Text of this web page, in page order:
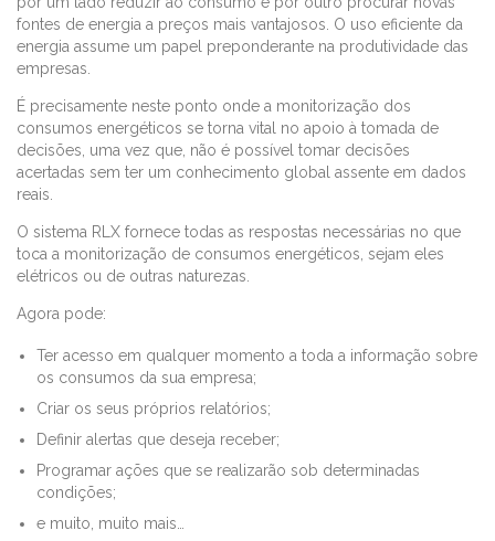
fontes de energia a preços mais vantajosos. O uso eficiente da
energia assume um papel preponderante na produtividade das
empresas.
É precisamente neste ponto onde a monitorização dos
consumos energéticos se torna vital no apoio à tomada de
decisões, uma vez que, não é possível tomar decisões
acertadas sem ter um conhecimento global assente em dados
reais.
O sistema RLX fornece todas as respostas necessárias no que
toca a monitorização de consumos energéticos, sejam eles
elétricos ou de outras naturezas.
Agora pode:
Ter acesso em qualquer momento a toda a informação sobre
os consumos da sua empresa;
Criar os seus próprios relatórios;
Definir alertas que deseja receber;
Programar ações que se realizarão sob determinadas
condições;
e muito, muito mais…